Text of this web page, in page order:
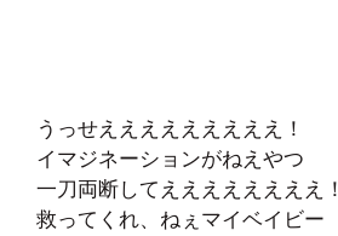
うっせえええええええええ！
イマジネーションがねえやつ
一刀両断してええええええええ！
救ってくれ、ねぇマイベイビー